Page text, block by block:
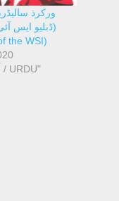
ورکرذ
(ڈبلیو ایس
the WSI)
Dans "اُردُو / URDU"